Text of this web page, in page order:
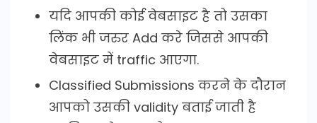
यदि आपकी कोई वेबसाइट है तो उसका
लिंक भी जरुर Add करे जिससे आपकी
वेबसाइट में traffic आएगा.
Classified Submissions करने के दौरान
आपको उसकी validity बताई जाती है